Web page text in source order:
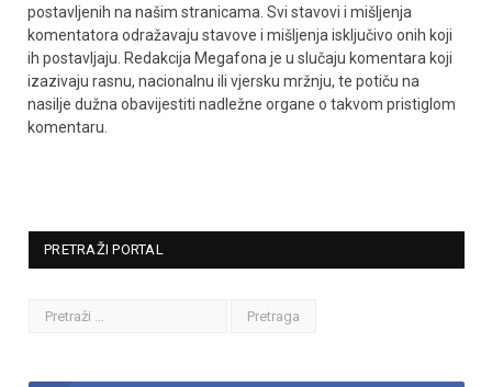
postavljenih na našim stranicama. Svi stavovi i mišljenja
komentatora odražavaju stavove i mišljenja isključivo onih koji
ih postavljaju. Redakcija Megafona je u slučaju komentara koji
izazivaju rasnu, nacionalnu ili vjersku mržnju, te potiču na
nasilje dužna obavijestiti nadležne organe o takvom pristiglom
komentaru.
PRETRAŽI PORTAL